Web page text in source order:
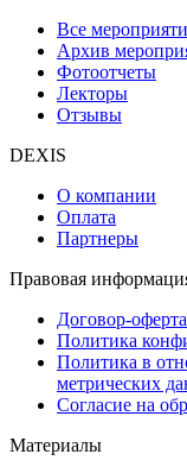
Все
Архив
Фотоотчеты
Лекторы
Отзывы
DEXIS
О компании
Оплата
Партнеры
Правовая
Договор-оферта
Политика
Политика в
метрических
Согласие на
Материалы